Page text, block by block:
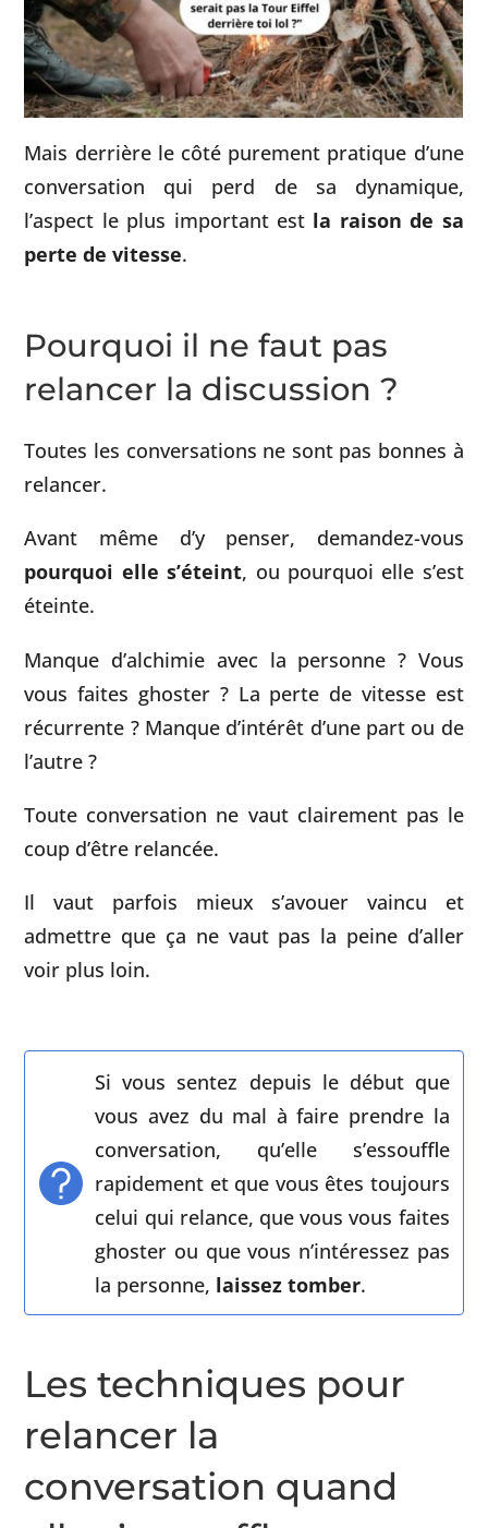
Mais derrière le côté purement pratique d’une
conversation qui perd de sa dynamique,
l’aspect le plus important est la raison de sa
perte de vitesse.
Pourquoi il ne faut pas
relancer la discussion ?
Toutes les conversations ne sont pas bonnes à
relancer.
Avant même d’y penser, demandez-vous
pourquoi elle s’éteint, ou pourquoi elle s’est
éteinte.
Manque d’alchimie avec la personne ? Vous
vous faites ghoster ? La perte de vitesse est
récurrente ? Manque d’intérêt d’une part ou de
l’autre ?
Toute conversation ne vaut clairement pas le
coup d’être relancée.
Il vaut parfois mieux s’avouer vaincu et
admettre que ça ne vaut pas la peine d’aller
voir plus loin.
Si vous sentez depuis le début que
vous avez du mal à faire prendre la
conversation, qu’elle s’essouffle
rapidement et que vous êtes toujours
celui qui relance, que vous vous faites
ghoster ou que vous n’intéressez pas
la personne, laissez tomber.
Les techniques pour
relancer la
conversation quand